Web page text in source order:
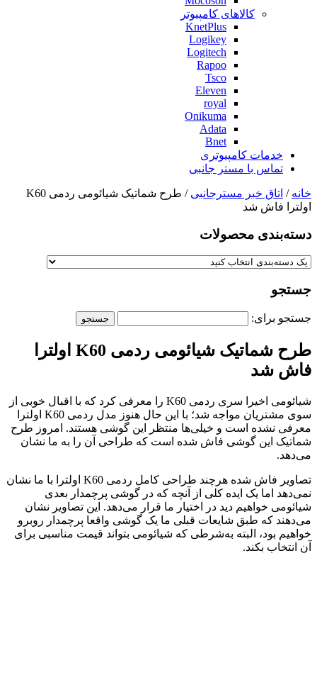
کالاهای کامپیوتر
KnetPlus
Logikey
Logitech
Rapoo
Tsco
Eleven
royal
Onikuma
Adata
Bnet
خدمات کامپیوتری
تماس با مستر جانبی
خانه / اتاق خبر مسترجانبی
/ طرح شماتیک شیائومی ردمی K60
اولترا فاش شد
دسته‌بندی‌ محصولات
جستجو
جستجو برای:
طرح شماتیک شیائومی ردمی K60 اولترا
فاش شد
شیائومی اخیرا سری ردمی K60 را معرفی کرد که با اقبال خوبی از
سوی مشتریان مواجه شد؛ با این حال هنوز مدل ردمی K60 اولترا
معرفی نشده است و خیلی‌ها منتظر این گوشی هستند. امروز طرح
شماتیک این گوشی فاش شده است که طراحی آن را به ما نشان
می‌دهد.
تصاویر فاش شده هرچند طراحی کامل ردمی K60 اولترا با ما نشان
نمی‌دهد اما یک ایده کلی از آنچه که در گوشی پرچمدار بعدی
شیائومی خواهیم دید در اختیار ما قرار می‌دهد. این تصاویر نشان
می‌دهند که طبق شایعات قبلی ما یک گوشی واقعا پرچمدار روبرو
خواهیم بود، البته به‌شرطی که شیائومی بتواند قیمت مناسبی برای
آن انتخاب بکند.